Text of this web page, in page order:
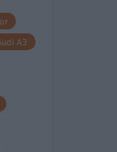
A3